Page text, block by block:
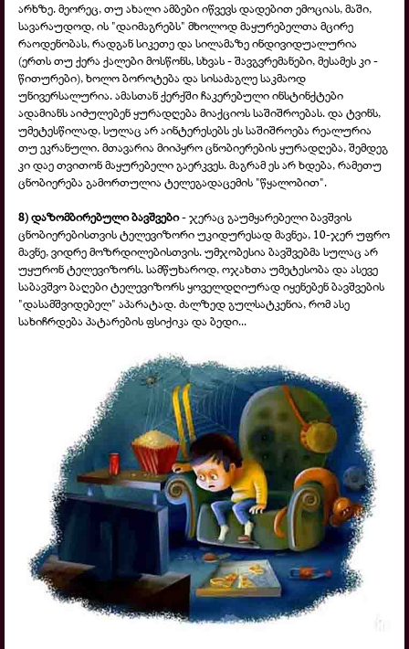
არხზე. მეორეც, თუ ახალი ამბები იწვევს დადებით ემოციას, მაში,
სავარაუდოდ, ის "დაიმაგრებს" მხოლოდ მაყურებელთა მცირე
რაოდენობას, რადგან სიკეთე და სილამაზე ინდივიდუალურია
(ერთს თუ ქერა ქალები მოსწონს, სხვას - შავგვრემანები, მესამეს კი -
წითურები), ხოლო ბოროტება და სისაძაგლე საკმაოდ
უნივერსალურია. ამასთან ქერქში ჩაკერებული ინსტინქტები
ადამიანს აიძულებენ ყურადღება მიაქციოს საშიშროებას. და ტვინს,
უმეტესწილად, სულაც არ აინტერესებს ეს საშიშროება რეალურია
თუ ეკრანული. მთავარია მიიპყრო ცნობიერების ყურადღება, შემდეგ
კი დაე თვითონ მაყურებელი გაერკვეს. მაგრამ ეს არ ხდება, რამეთუ
ცნობიერება გამორთულია ტელეგადაცემის "წყალობით".
8) დაზომბირებული ბავშვები- ჯერაც გაუმყარებელი ბავშვის
ცნობიერებისთვის ტელევიზორი უკიდურესად მავნეა, 10-ჯერ უფრო
მავნე, ვიდრე მოზრდილებისთვის. უმჯობესია ბავშვებმა სულაც არ
უყურონ ტელევიზორს. სამწუხაროდ, ოჯახთა უმეტესობა და ასევე
საბავშვო ბაღები ტელევიზორს ყოველდღიურად იყენებენ ბავშვების
"დასამშვიდებელ" აპარატად. ძალზედ გულსატკენია, რომ ასე
სახიჩრდება პატარების ფსიქიკა და ბედი...